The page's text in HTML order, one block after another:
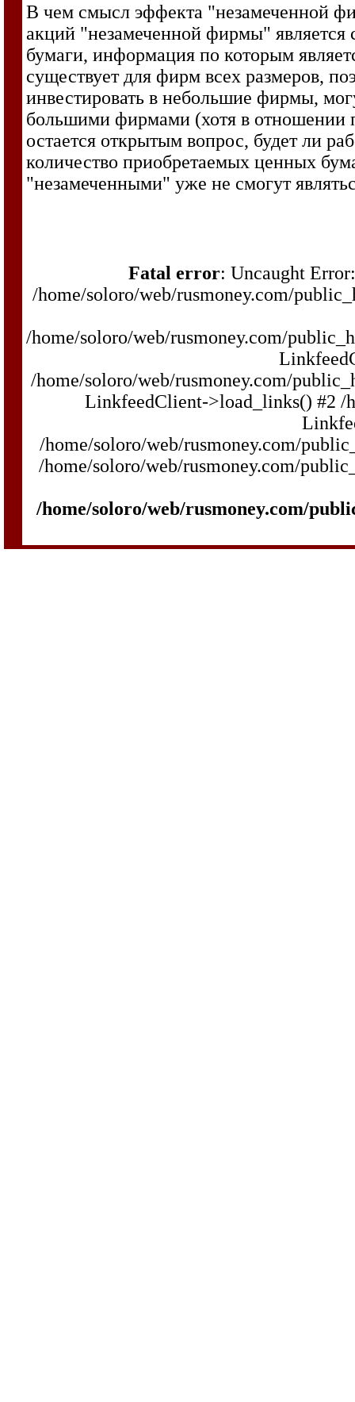
В чем смысл эффекта "незамеченной
акций "незамеченной фирмы" является
бумаги, информация по которым
существует для фирм всех размеров,
инвестировать в небольшие фирмы,
большими фирмами (хотя в отношении
остается открытым вопрос, будет ли
количество приобретаемых ценных
"незамеченными" уже не смогут
Fatal error: Uncaught
/home/soloro/web/rusmoney.com/
/home/soloro/web/rusmoney.com/
/home/soloro/web/rusmoney.com/
LinkfeedClient->load_links() #2 /
/home/soloro/web/rusmoney.com/
/home/soloro/web/rusmoney.com/
/home/soloro/web/rusmoney.com/